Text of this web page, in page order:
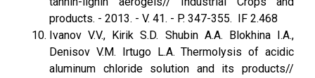
products. - 2013. - V. 41. - P. 347-355. IF 2.468
Ivanov V.V., Kirik S.D. Shubin A.A. Blokhina I.A.,
Denisov V.M. Irtugo L.A. Thermolysis of acidic
aluminum chloride solution and its products//